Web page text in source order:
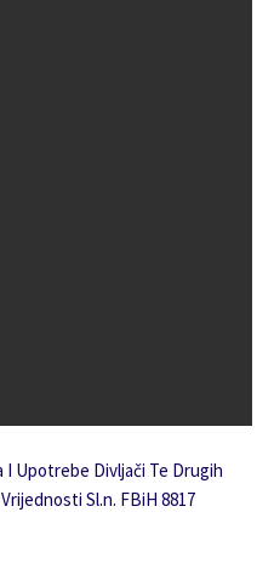
I Upotrebe Divljači Te Drugih
Sl.n. FBiH 8817